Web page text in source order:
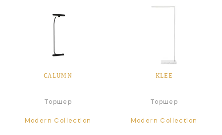
CALUMN
Торшер
Modern Collection
KLEE
Торшер
Modern Collection